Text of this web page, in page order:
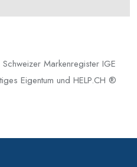
Markenregister IGE
Eigentum und HELP.CH ®